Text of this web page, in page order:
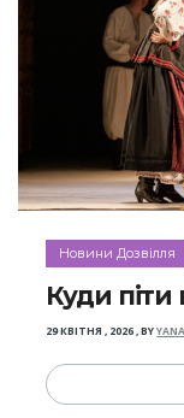
Новини Дозвілля
Куди піти
29 КВІТНЯ , 2026,BY